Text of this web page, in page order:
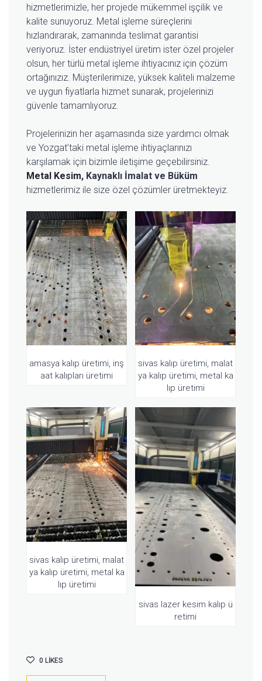
hizmetlerimizle, her projede mükemmel işçilik ve
kalite sunuyoruz. Metal işleme süreçlerini
hızlandırarak, zamanında teslimat garantisi
veriyoruz. İster endüstriyel üretim ister özel projeler
olsun, her türlü metal işleme ihtiyacınız için çözüm
ortağınızız. Müşterilerimize, yüksek kaliteli malzeme
ve uygun fiyatlarla hizmet sunarak, projelerinizi
güvenle tamamlıyoruz.
Projelerinizin her aşamasında size yardımcı olmak
ve Yozgat’taki metal işleme ihtiyaçlarınızı
karşılamak için bizimle iletişime geçebilirsiniz.
Metal Kesim, Kaynaklı İmalat ve Büküm
hizmetlerimiz ile size özel çözümler üretmekteyiz.
amasya kalıp üretimi, inş
aat kalıpları üretimi
sivas kalıp üretimi, malat
ya kalıp üretimi, metal ka
lıp üretimi
sivas kalıp üretimi, malat
ya kalıp üretimi, metal ka
lıp üretimi
sivas lazer kesim kalıp ü
retimi
0 LIKES